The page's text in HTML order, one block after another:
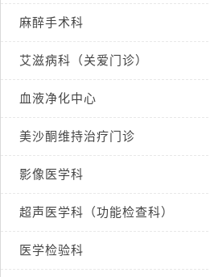
麻醉手术科
艾滋病科（关爱门诊）
血液净化中心
美沙酮维持治疗门诊
影像医学科
超声医学科（功能检查科）
医学检验科